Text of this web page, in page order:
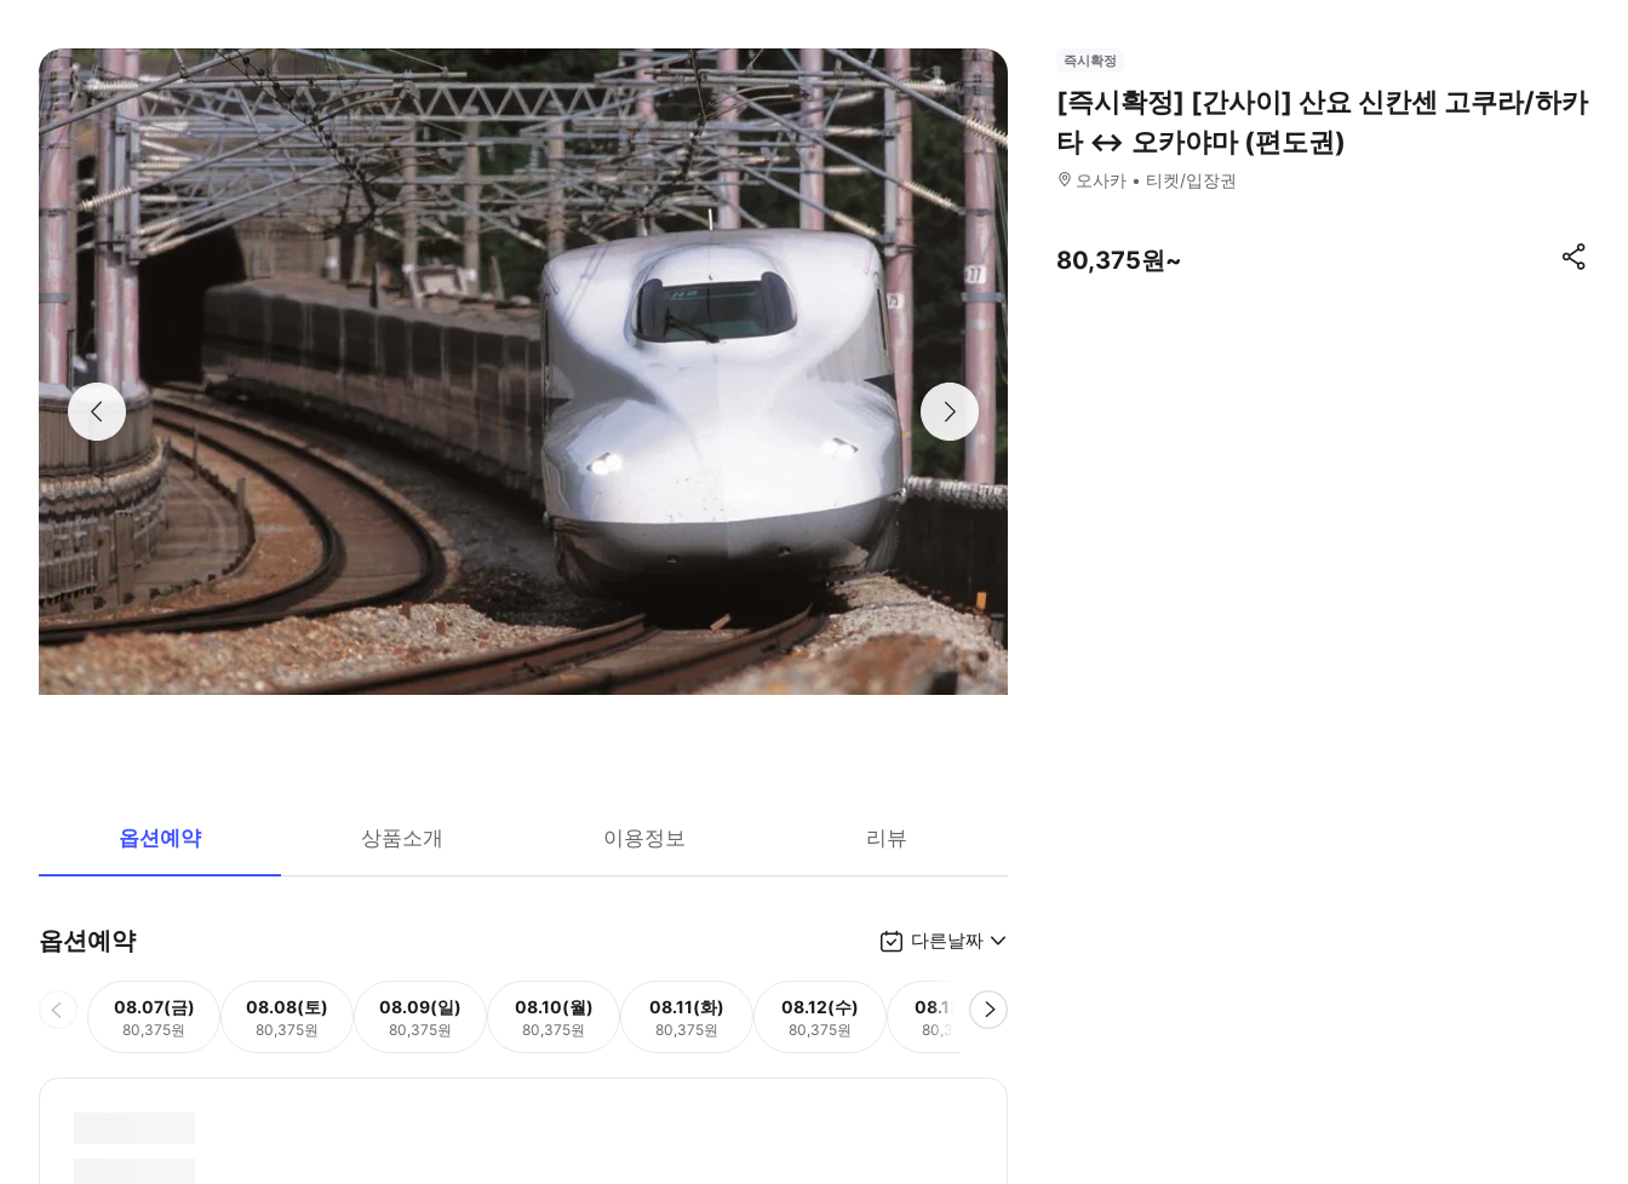
옵션예약 상품소개 이용정보 리뷰
옵션예약 다른날짜
08.07(금)
80,375원
08.08(토)
80,375원
08.09(일)
80,375원
08.10(월)
80,375원
08.11(화)
80,375원
08.12(수)
80,375원
08.13(목)
80,375원
즉시확정
[즉시확정] [간사이] 산요 신칸센 고쿠라/하카
타 ↔︎ 오카야마 (편도권)
오사카 티켓/입장권
80,375원~